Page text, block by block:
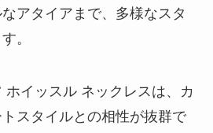
アタイアまで、多様なスタ
。
ホイッスル ネックレスは、カ
スタイルとの相性が抜群で